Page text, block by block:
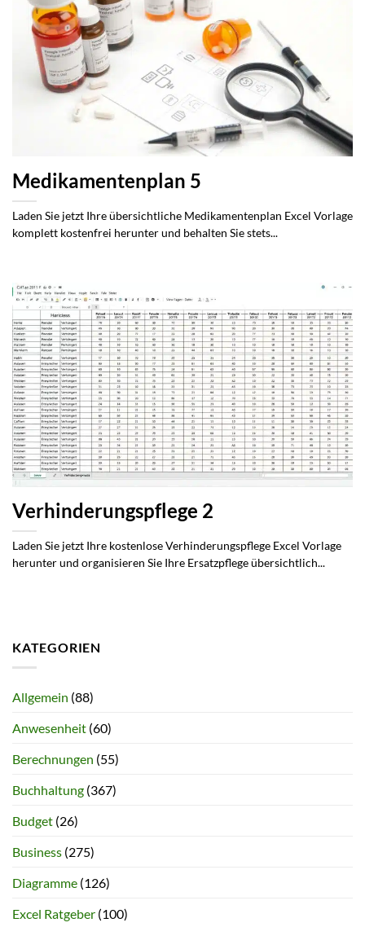
Medikamentenplan 5
Laden Sie jetzt Ihre übersichtliche Medikamentenplan Excel Vorlage
komplett kostenfrei herunter und behalten Sie stets...
Verhinderungspflege 2
Laden Sie jetzt Ihre kostenlose Verhinderungspflege Excel Vorlage
herunter und organisieren Sie Ihre Ersatzpflege übersichtlich...
KATEGORIEN
Allgemein (88)
Anwesenheit (60)
Berechnungen (55)
Buchhaltung (367)
Budget (26)
Business (275)
Diagramme (126)
Excel Ratgeber (100)